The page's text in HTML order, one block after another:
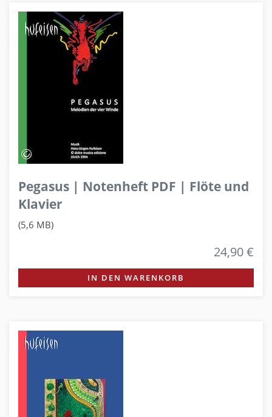
Pegasus | Notenheft PDF | Flöte und
Klavier
(5,6 MB)
24,90 €
IN DEN WARENKORB